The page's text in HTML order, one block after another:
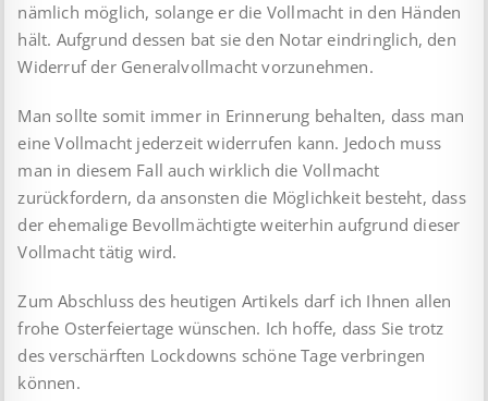
nämlich möglich, solange er die Vollmacht in den Händen
hält. Aufgrund dessen bat sie den Notar eindringlich, den
Widerruf der Generalvollmacht vorzunehmen.
Man sollte somit immer in Erinnerung behalten, dass man
eine Vollmacht jederzeit widerrufen kann. Jedoch muss
man in diesem Fall auch wirklich die Vollmacht
zurückfordern, da ansonsten die Möglichkeit besteht, dass
der ehemalige Bevollmächtigte weiterhin aufgrund dieser
Vollmacht tätig wird.
Zum Abschluss des heutigen Artikels darf ich Ihnen allen
frohe Osterfeiertage wünschen. Ich hoffe, dass Sie trotz
des verschärften Lockdowns schöne Tage verbringen
können.